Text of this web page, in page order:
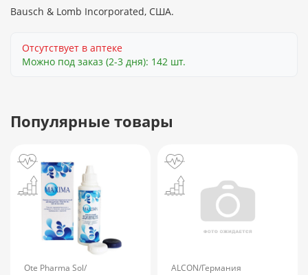
Bausch & Lomb Incorporated, США.
Отсутствует в аптеке
Можно под заказ (2-3 дня): 142 шт.
Популярные товары
Ote Pharma Sol/
ALCON/Германия